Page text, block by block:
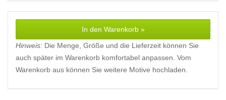
In den Warenkorb »
Hinweis: Die Menge, Größe und die Lieferzeit können Sie
auch später im Warenkorb komfortabel anpassen. Vom
Warenkorb aus können Sie weitere Motive hochladen.